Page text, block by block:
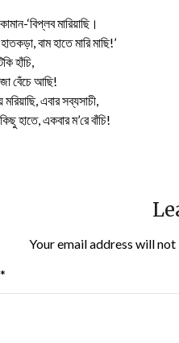
‘বিপ্লব মারিয়াছি।
বাম হাতে মারি মাছি!’
হাঁচি,
বেঁচে আছি!
মরিয়াছি, এবার সব্যসাচী,
হাতে, একবার ম’রে বাঁচি!
Your email address will
*